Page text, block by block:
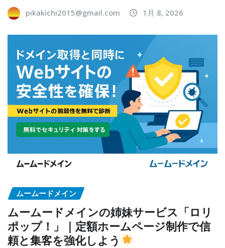
pikakichi2015@gmail.com 1月 8, 2026
ムームードメイン
ムームードメインの姉妹サービス「ロリ
ポップ！」｜定額ホームページ制作で信
頼と集客を強化しよう